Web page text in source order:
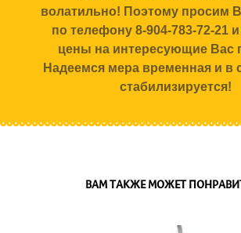
волатильно! Поэтому просим
по телефону 8-904-783-72-21
цены на интересующие Вас
Надеемся мера временная и в
стабилизируется!
ВАМ ТАКЖЕ МОЖЕТ